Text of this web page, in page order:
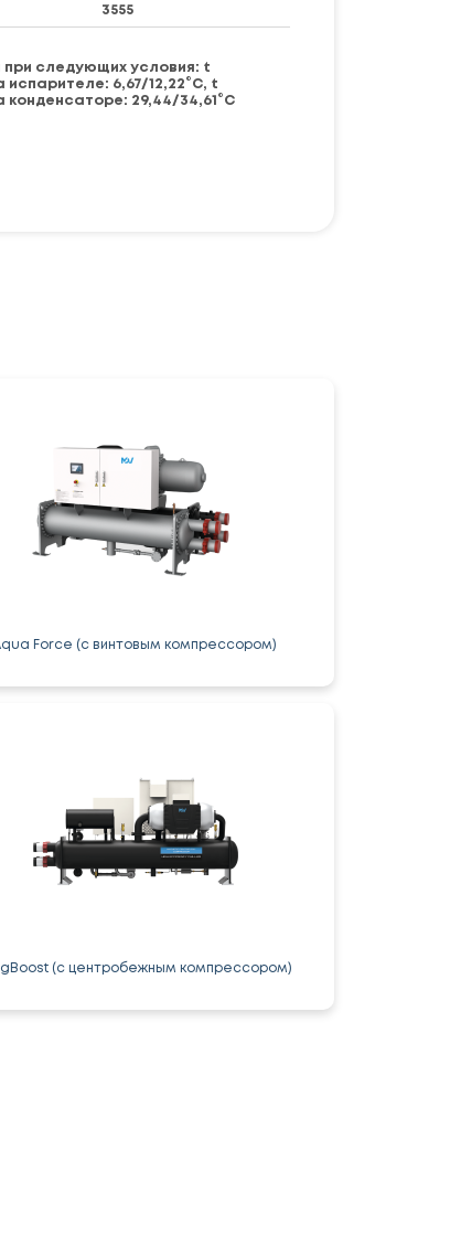
3555
при следующих условия: t
6,67/12,22°С, t
29,44/34,61°С
Force (с винтовым компрессором)
(с центробежным компрессором)